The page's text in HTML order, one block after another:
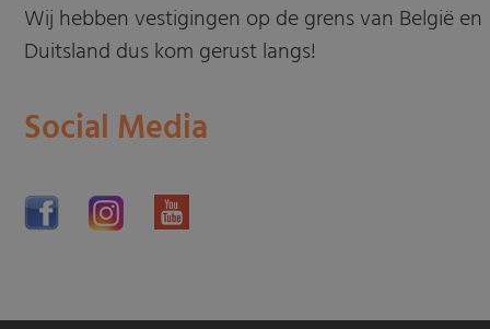
Wij hebben vestigingen op de grens van België en
Duitsland dus kom gerust langs!
Social Media